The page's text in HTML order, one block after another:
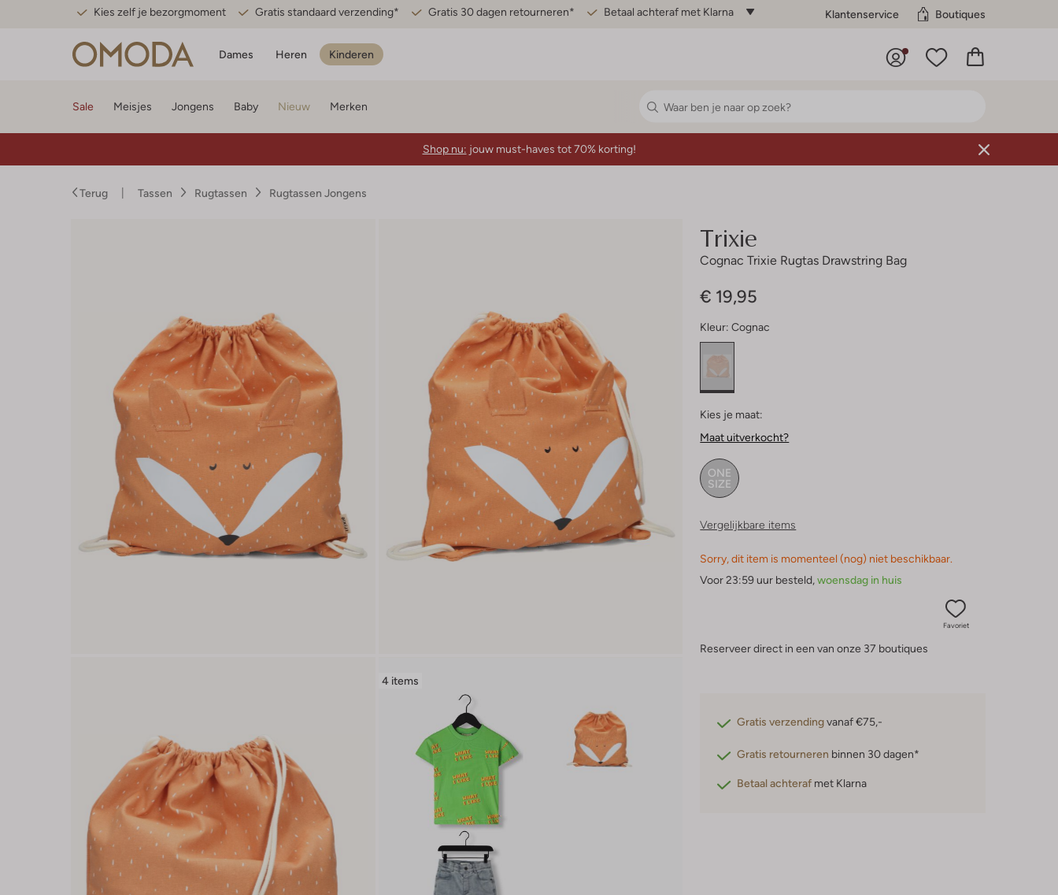
Kies zelf je bezorgmoment Gratis standaard verzending* Gratis 30 dagen retourneren* Betaal achteraf met Klarna Klantenservice Boutiques
Dames Heren Kinderen
Sale Meisjes Jongens Baby Nieuw Merken
Shop nu: jouw must-haves tot 70% korting!
Terug Tassen Rugtassen Rugtassen Jongens
4 items
Trixie
Cognac Trixie Rugtas Drawstring Bag
€ 19,95
Kleur: Cognac
Kies je maat:
Maat uitverkocht?
ONE
SIZE
Vergelijkbare items
Sorry, dit item is momenteel (nog) niet beschikbaar.
Voor 23:59 uur besteld, woensdag in huis
Favoriet
Reserveer direct in een van onze 37 boutiques
Gratis verzendingvanaf €75,-
Gratis retourneren binnen 30 dagen*
Betaal achteraf met Klarna